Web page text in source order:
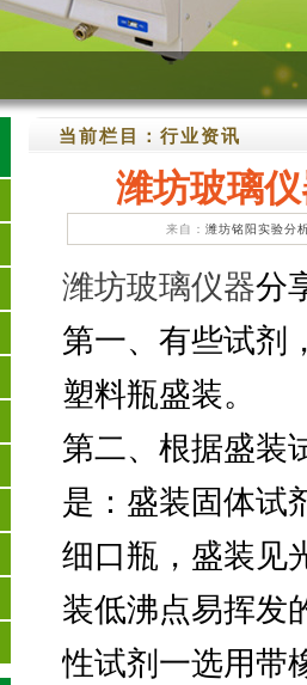
当前栏目： 行业资讯
潍坊玻璃
来自： 潍坊铭阳实验分
潍坊玻璃仪器分
第一、有些试剂
塑料瓶盛装。
第二、根据盛装
是：盛装固体
细口瓶，盛装见
装低沸点易挥发
性试剂一选用带